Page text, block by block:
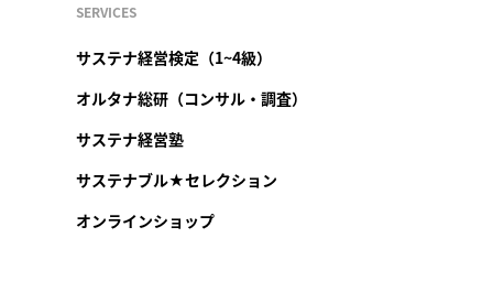
SERVICES
サステナ経営検定（1~4級）
オルタナ総研（コンサル・調査）
サステナ経営塾
サステナブル★セレクション
オンラインショップ